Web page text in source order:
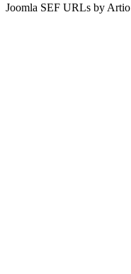
Joomla SEF URLs by Artio